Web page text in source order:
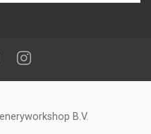
YoutubeInstagram
B.V.